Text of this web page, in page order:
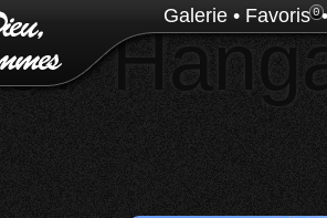
Galerie • Favoris0
07